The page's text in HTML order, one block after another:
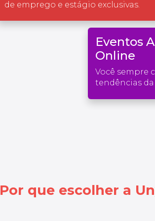
de emprego e estágio exclusivas.
Eventos
Online
Você sempre
tendências da
Por que escolher a